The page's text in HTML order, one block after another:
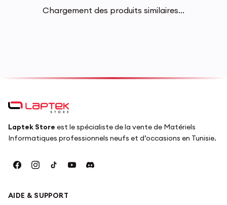
Chargement des produits similaires...
Laptek Store est le spécialiste de la vente de Matériels
Informatiques professionnels neufs et d’occasions en Tunisie.
AIDE & SUPPORT